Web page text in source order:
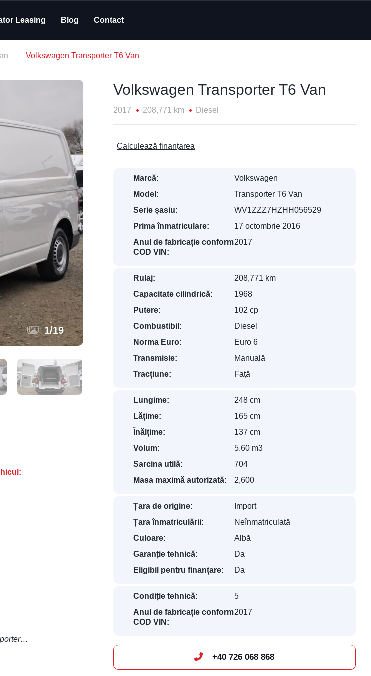
Leasing Blog Contact
Volkswagen Transporter T6 Van
1/19
Volkswagen Transporter T6 Van
2017 208,771 km Diesel
Calculează finanțarea
Marcă:
Volkswagen
Model:
Transporter T6 Van
Serie șasiu:
WV1ZZZ7HZHH056529
Prima înmatriculare:
17 octombrie 2016
Anul de fabricație conform
COD VIN:
2017
Rulaj:
208,771 km
Capacitate cilindrică:
1968
Putere:
102 cp
Combustibil:
Diesel
Norma Euro:
Euro 6
Transmisie:
Manuală
Tracțiune:
Față
Lungime:
248 cm
Lățime:
165 cm
Înălțime:
137 cm
Volum:
5.60 m3
Sarcina utilă:
704
Masa maximă autorizată:
2,600
Țara de origine:
Import
Țara înmatriculării:
Neînmatriculată
Culoare:
Albă
Garanție tehnică:
Da
Eligibil pentru finanțare:
Da
Condiție tehnică:
5
Anul de fabricație conform
COD VIN:
2017
+40 726 068 868